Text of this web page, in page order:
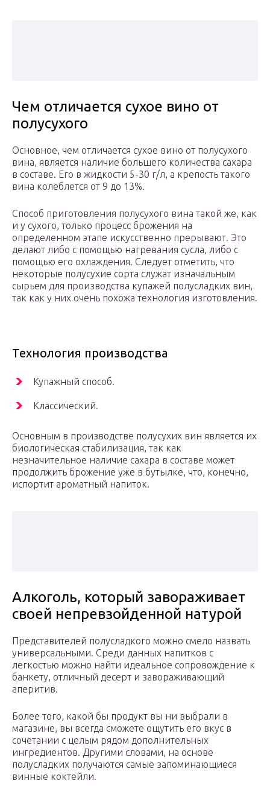
Чем отличается сухое вино от
полусухого
Основное, чем отличается сухое вино от полусухого
вина, является наличие большего количества сахара
в составе. Его в жидкости 5-30 г/л, а крепость такого
вина колеблется от 9 до 13%.
Способ приготовления полусухого вина такой же, как
и у сухого, только процесс брожения на
определенном этапе искусственно прерывают. Это
делают либо с помощью нагревания сусла, либо с
помощью его охлаждения. Следует отметить, что
некоторые полусухие сорта служат изначальным
сырьем для производства купажей полусладких вин,
так как у них очень похожа технология изготовления.
Технология производства
Купажный способ.
Классический.
Основным в производстве полусухих вин является их
биологическая стабилизация, так как
незначительное наличие сахара в составе может
продолжить брожение уже в бутылке, что, конечно,
испортит ароматный напиток.
Алкоголь, который завораживает
своей непревзойденной натурой
Представителей полусладкого можно смело назвать
универсальными. Среди данных напитков с
легкостью можно найти идеальное сопровождение к
банкету, отличный десерт и завораживающий
аперитив.
Более того, какой бы продукт вы ни выбрали в
магазине, вы всегда сможете ощутить его вкус в
сочетании с целым рядом дополнительных
ингредиентов. Другими словами, на основе
полусладких получаются самые запоминающиеся
винные коктейли.